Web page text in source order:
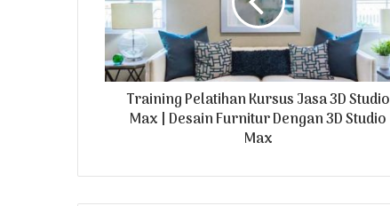
l
a
d
d
r
Training Pelatihan Kursus Jasa 3D Studio
Max | Desain Furnitur Dengan 3D Studio
Max